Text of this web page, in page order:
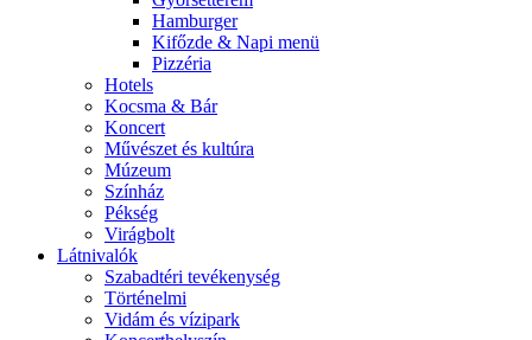
Hamburger
Kifőzde & Napi menü
Pizzéria
Hotels
Kocsma & Bár
Koncert
Művészet és kultúra
Múzeum
Színház
Pékség
Virágbolt
Látnivalók
Szabadtéri tevékenység
Történelmi
Vidám és vízipark